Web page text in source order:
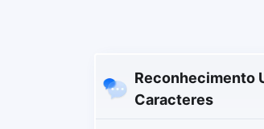
Reconhecimento
Caracteres